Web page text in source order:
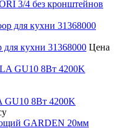
3/4 без кронштейнов
кухни 31368000 Цена
GU10 8Вт 4200K